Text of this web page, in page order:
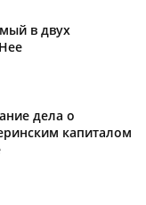
в двух
дела о
капиталом